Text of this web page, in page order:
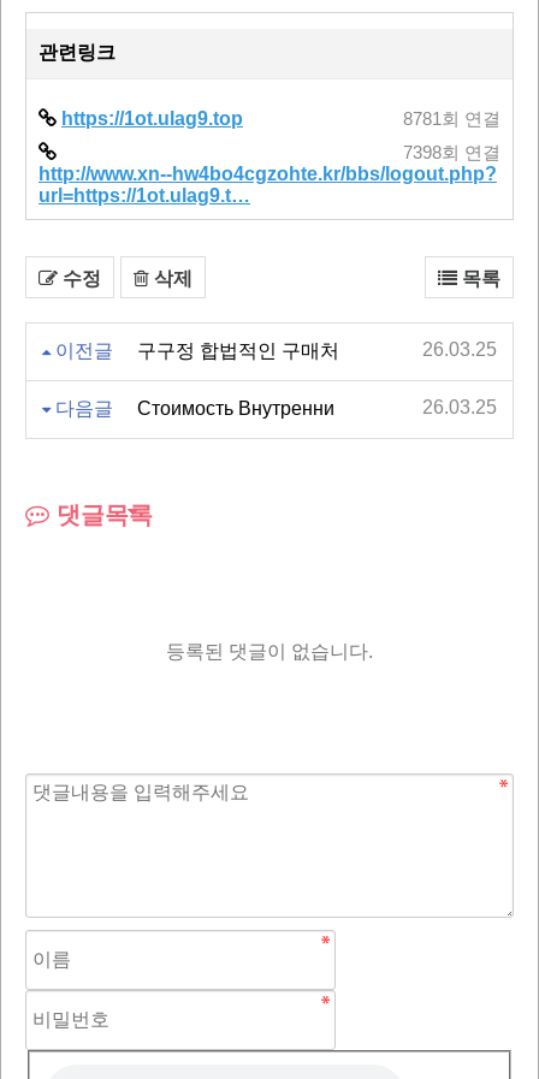
관련링크
https://1ot.ulag9.top 8781회 연결
http://www.xn--hw4bo4cgzohte.kr/bbs/logout.php?
url=https://1ot.ulag9.t…
7398회 연결
수정 삭제 목록
이전글 구구정 합법적인 구매처 26.03.25
다음글 Стоимость Внутренни 26.03.25
댓글목록
등록된 댓글이 없습니다.